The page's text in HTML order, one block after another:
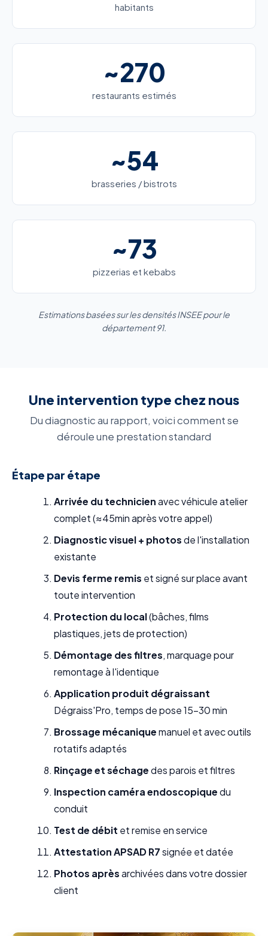
habitants
~270
restaurants estimés
~54
brasseries / bistrots
~73
pizzerias et kebabs
Estimations basées sur les densités INSEE pour le
département 91.
Une intervention type chez nous
Du diagnostic au rapport, voici comment se
déroule une prestation standard
Étape par étape
Arrivée du technicienavec véhicule atelier
complet (≈45min après votre appel)
Diagnostic visuel + photosde l'installation
existante
Devis ferme remis et signé sur place avant
toute intervention
Protection du local(bâches, films
plastiques, jets de protection)
Démontage des filtres, marquage pour
remontage à l'identique
Application produit dégraissant
Dégraiss'Pro, temps de pose 15-30 min
Brossage mécaniquemanuel et avec outils
rotatifs adaptés
Rinçage et séchagedes parois et filtres
Inspection caméra endoscopiquedu
conduit
Test de débit et remise en service
Attestation APSAD R7signée et datée
Photos aprèsarchivées dans votre dossier
client